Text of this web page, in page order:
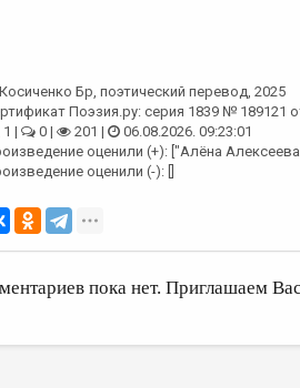
Косиченко Бр , поэтический перевод, 2025
Поэзия.ру: серия 1839 № 189121
1 |
0 | 201 |
06.08.2026. 09:23:01
оценили (+): ["Алёна
оценили (-): []
пока нет. Приглашаем